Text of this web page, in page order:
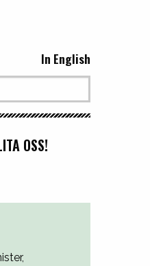
In English
OSS!